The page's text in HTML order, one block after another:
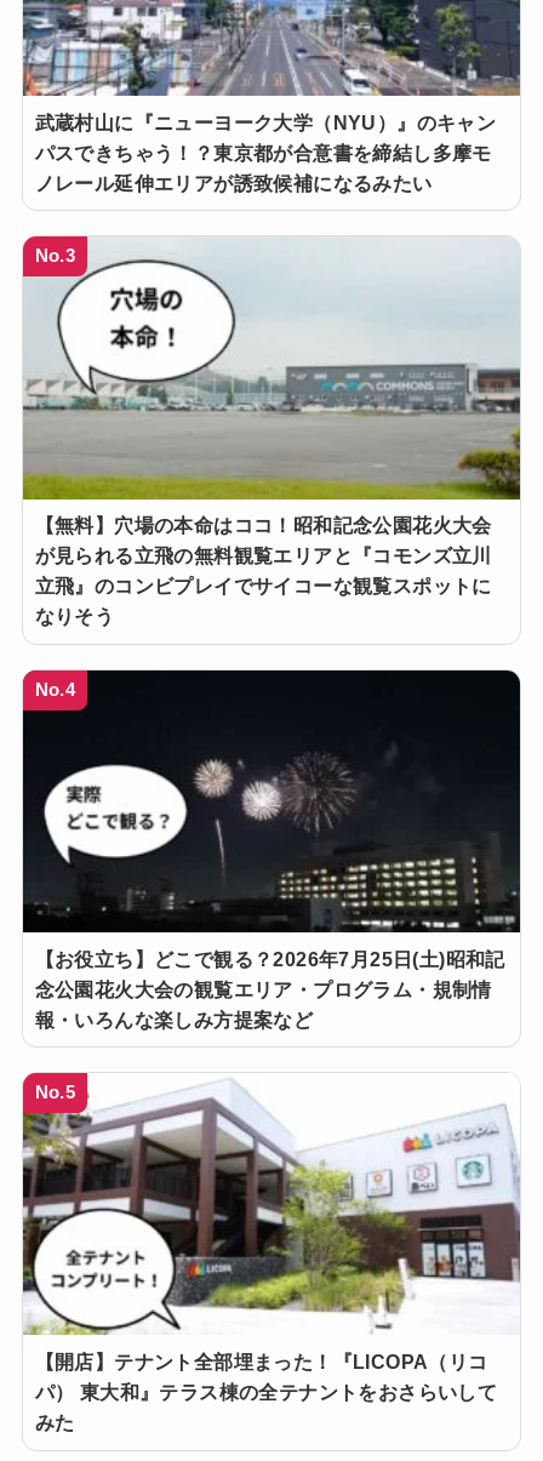
武蔵村山に『ニューヨーク大学（NYU）』のキャン
パスできちゃう！？東京都が合意書を締結し多摩モ
ノレール延伸エリアが誘致候補になるみたい
No.3
【無料】穴場の本命はココ！昭和記念公園花火大会
が見られる立飛の無料観覧エリアと『コモンズ立川
立飛』のコンビプレイでサイコーな観覧スポットに
なりそう
No.4
【お役立ち】どこで観る？2026年7月25日(土)昭和記
念公園花火大会の観覧エリア・プログラム・規制情
報・いろんな楽しみ方提案など
No.5
【開店】テナント全部埋まった！『LICOPA（リコ
パ） 東大和』テラス棟の全テナントをおさらいして
みた